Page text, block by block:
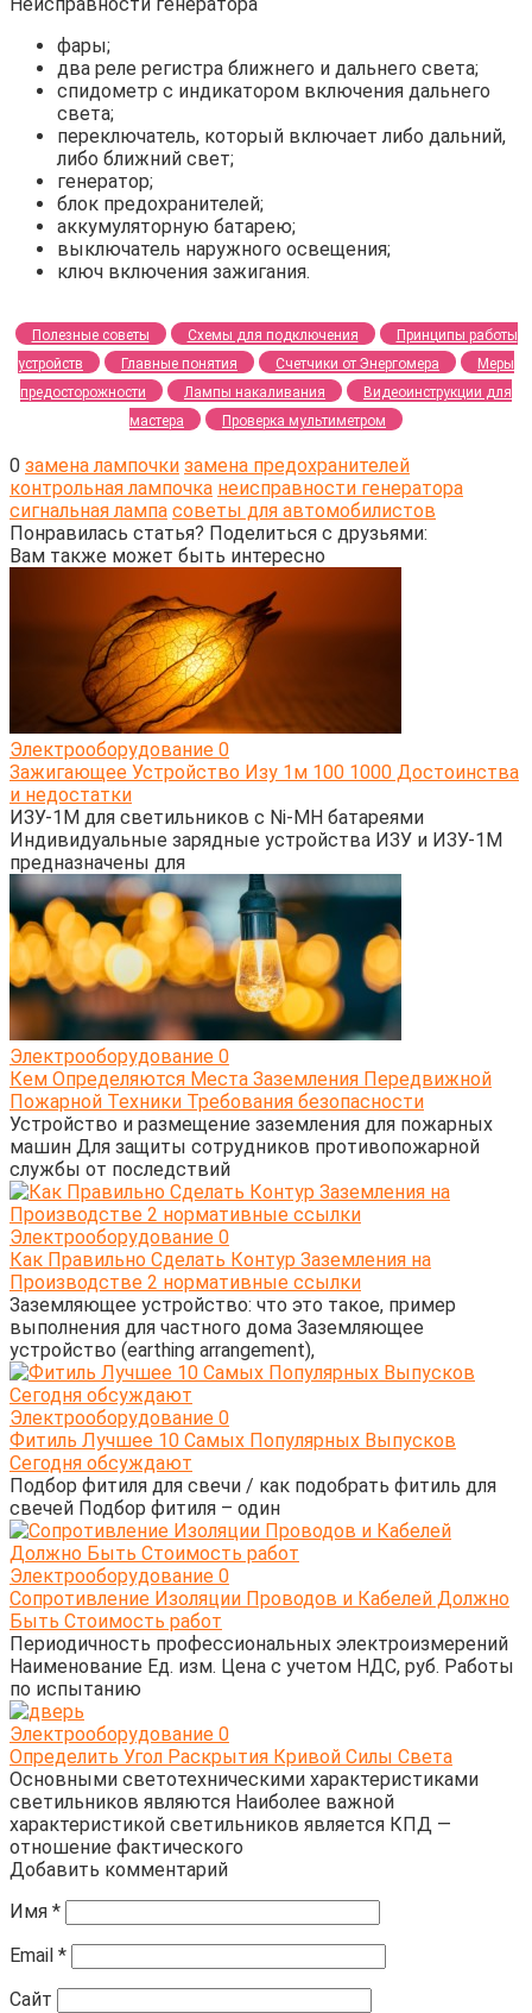
фары;
два реле регистра ближнего и дальнего света;
спидометр с индикатором включения дальнего
света;
переключатель, который включает либо дальний,
либо ближний свет;
генератор;
блок предохранителей;
аккумуляторную батарею;
выключатель наружного освещения;
ключ включения зажигания.
Полезные советы Схемы для подключения
Принципы работы
устройств
Главные понятия Счетчики от Энергомера
Меры
предосторожности
Лампы накаливания
Видеоинструкции для
мастера
Проверка мультиметром
0 замена лампочки замена предохранителей
контрольная лампочка неисправности генератора
сигнальная лампа советы для автомобилистов
Понравилась статья? Поделиться с друзьями:
Вам также может быть интересно
Электрооборудование 0
Зажигающее Устройство Изу 1м 100 1000 Достоинства
и недостатки
ИЗУ-1М для светильников с Ni-MH батареями
Индивидуальные зарядные устройства ИЗУ и ИЗУ-1М
предназначены для
Электрооборудование 0
Кем Определяются Места Заземления Передвижной
Пожарной Техники Требования безопасности
Устройство и размещение заземления для пожарных
машин Для защиты сотрудников противопожарной
службы от последствий
Электрооборудование 0
Как Правильно Сделать Контур Заземления на
Производстве 2 нормативные ссылки
Заземляющее устройство: что это такое, пример
выполнения для частного дома Заземляющее
устройство (earthing arrangement),
Электрооборудование 0
Фитиль Лучшее 10 Самых Популярных Выпусков
Сегодня обсуждают
Подбор фитиля для свечи / как подобрать фитиль для
свечей Подбор фитиля – один
Электрооборудование 0
Сопротивление Изоляции Проводов и Кабелей Должно
Быть Стоимость работ
Периодичность профессиональных электроизмерений
Наименование Ед. изм. Цена с учетом НДС, руб. Работы
по испытанию
Электрооборудование 0
Определить Угол Раскрытия Кривой Силы Света
Основными светотехническими характеристиками
светильников являются Наиболее важной
характеристикой светильников является КПД —
отношение фактического
Добавить комментарий
Имя *
Email *
Сайт